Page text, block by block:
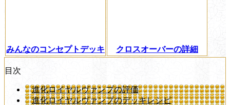
みんなのコンセプトデッキ クロスオーバーの詳細
目次
進化ロイヤルヴァンプの評価
進化ロイヤルヴァンプのデッキレシピ